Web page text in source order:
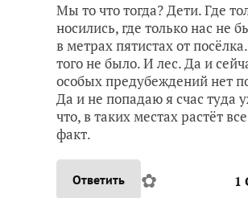
Мы то что тогда? Дети. Где
носились, где только нас не
в метрах пятистах от
того не было. И лес. Да и
особых предубеждений нет
Да и не попадаю я счас туда
что, в таких местах растёт
факт.
Ответить ✿ 1